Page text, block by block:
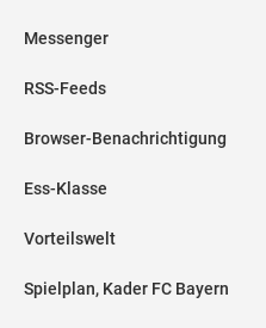
Messenger
RSS-Feeds
Browser-Benachrichtigung
Ess-Klasse
Vorteilswelt
Spielplan, Kader FC Bayern